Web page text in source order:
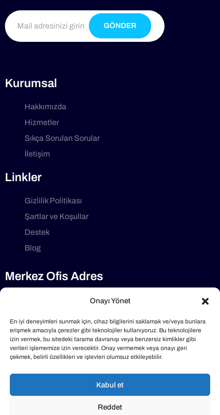
Onayı Yönet
En iyi deneyimleri sunmak için, cihaz bilgilerini saklamak ve/veya bunlara
erişmek amacıyla çerezler gibi teknolojiler kullanıyoruz. Bu teknolojilere
izin vermek, bu sitedeki tarama davranışı veya benzersiz kimlikler gibi
verileri işlememize izin verecektir. Onay vermemek veya onayı geri
çekmek, belirli özellikleri ve işlevleri olumsuz etkileyebilir.
Kabul et
Reddet
GÖNDER
Kurumsal
Hakkımızda
Hizmetler
Sıkça Sorulan Sorular
İletişim
Linkler
Gizlilik Politikası
Şartlar ve Koşullar
Destek
Blog
Merkez Ofis Adres
Selimdede Cd No:1/7 34782, Çekmeköy/İstanbul
Telefon
0216 640 40 47
Mail Adresimiz
info@klimabakimlari.com